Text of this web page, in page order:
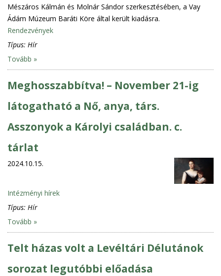
Mészáros Kálmán és Molnár Sándor szerkesztésében, a Vay
Ádám Múzeum Baráti Köre által került kiadásra.
Rendezvények
Típus: Hír
Tovább »
Meghosszabbítva! – November 21-ig
látogatható a Nő, anya, társ.
Asszonyok a Károlyi családban. c.
tárlat
2024.10.15.
Intézményi hírek
Típus: Hír
Tovább »
Telt házas volt a Levéltári Délutánok
sorozat legutóbbi előadása